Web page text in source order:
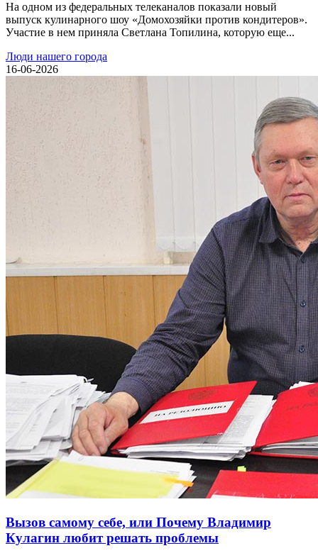
На одном из федеральных телеканалов показали новый
выпуск кулинарного шоу «Домохозяйки против кондитеров».
Участие в нем приняла Светлана Топилина, которую еще...
Люди нашего города
16-06-2026
Вызов самому себе, или Почему Владимир
Кулагин любит решать проблемы